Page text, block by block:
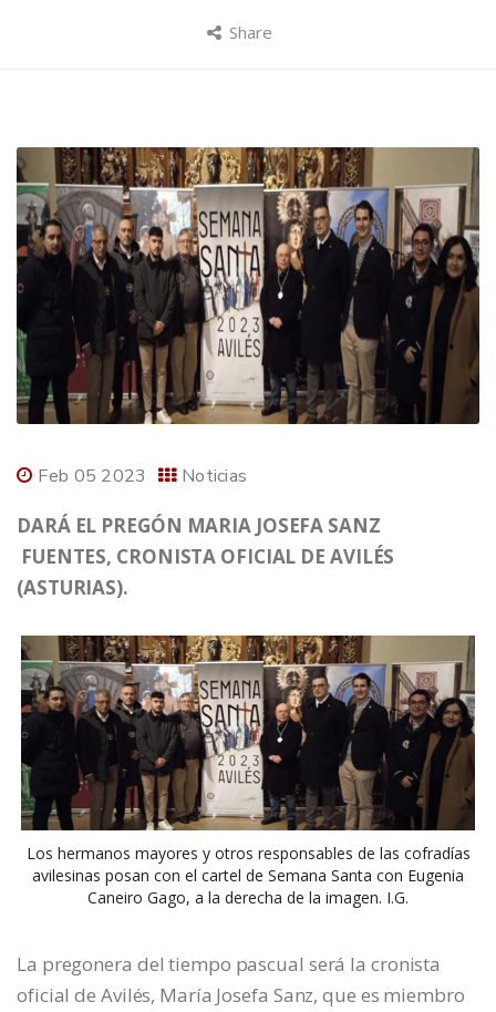
Share
Feb 05 2023 Noticias
DARÁ EL PREGÓN MARIA JOSEFA SANZ
FUENTES, CRONISTA OFICIAL DE AVILÉS
(ASTURIAS).
Los hermanos mayores y otros responsables de las cofradías
avilesinas posan con el cartel de Semana Santa con Eugenia
Caneiro Gago, a la derecha de la imagen. I.G.
La pregonera del tiempo pascual será la cronista
oficial de Avilés, María Josefa Sanz, que es miembro